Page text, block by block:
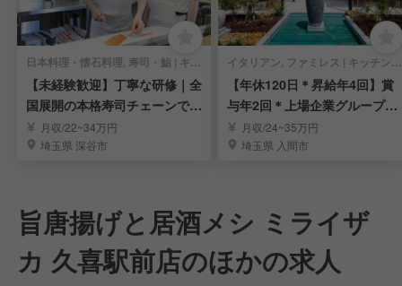
日本料理・懐石料理, 寿司・鮨 | キッチンスタッフ
【未経験歓迎】丁寧な研修｜全
国展開の本格寿司チェーンで寿
司職人を目指す！
月収/22~34万円
埼玉県 深谷市
イタリアン, ファミレス | キッチンスタッフ
【年休120日＊昇給年4回】賞
与年2回＊上場企業グループで
料理長を募集
月収/24~35万円
埼玉県 入間市
旨唐揚げと居酒メシ ミライザ
カ 久喜駅前店のほかの求人